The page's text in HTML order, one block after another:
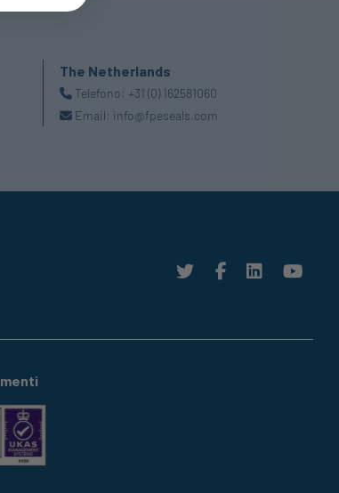
The Netherlands
Telefono: +31 (0) 162581060
Email: info@fpeseals.com